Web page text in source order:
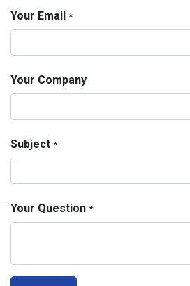
Your Email *
Your Company
Subject *
Your Question *